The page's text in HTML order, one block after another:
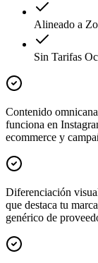
Alineado a
Sin Tarifas
Contenido
funciona en
ecommerce y
Diferenciación
que destaca tu
genérico de